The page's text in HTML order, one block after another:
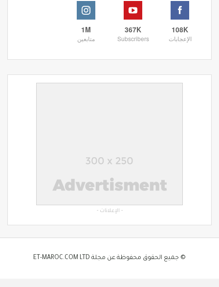
108K
الإعجابات
367K
Subscribers
1M
متابعين
- الإعلانات -
© جميع الحقوق محفوظة عن مجلة ET-MAROC.COM LTD